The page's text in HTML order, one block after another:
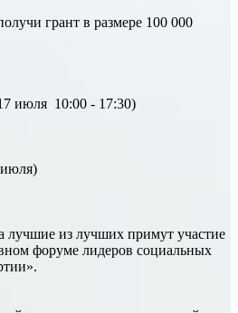
грант в размере 100 000
июля 10:00 - 17:30)
лучшие из лучших примут участие
форуме лидеров социальных